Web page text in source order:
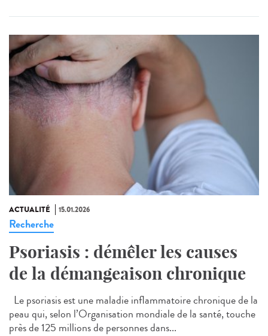
ACTUALITÉ 15.01.2026
Recherche
Psoriasis : démêler les causes
de la démangeaison chronique
Le psoriasis est une maladie inflammatoire chronique de la
peau qui, selon l’Organisation mondiale de la santé, touche
près de 125 millions de personnes dans...